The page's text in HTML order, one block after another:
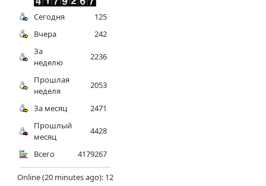
Сегодня
125
Вчера
242
За
неделю
2236
Прошлая
неделя
2053
За месяц
2471
Прошлый
месяц
4428
Всего 4179267
Online (20 minutes ago): 12